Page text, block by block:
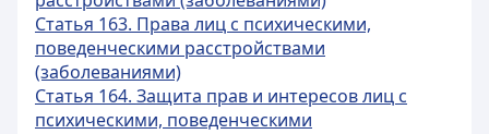
Статья 163. Права лиц с психическими,
поведенческими расстройствами
(заболеваниями)
Статья 164. Защита прав и интересов лиц с
психическими, поведенческими